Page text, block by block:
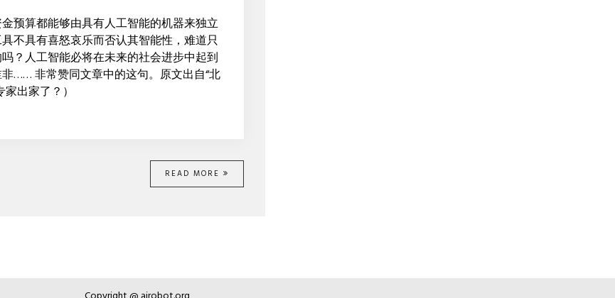
预算都能够由具有人工智能的机器来独立
不具有喜怒哀乐而否认其智能性，难道只
？人工智能必将在未来的社会进步中起到
…… 非常赞同文章中的这句。原文出自“北
出家了？）
READ MORE